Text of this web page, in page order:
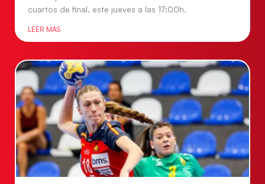
cuartos de final, este jueves a las 17:00h.
LEER MÁS